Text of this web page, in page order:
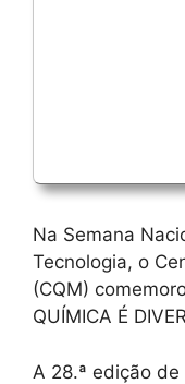
Na Semana
Tecnologia, o
(CQM)
QUÍMICA É
A 28.ª edição de